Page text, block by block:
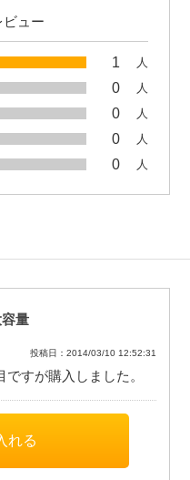
ビュー
1 人
0 人
0 人
0 人
0 人
量
投稿日：2014/03/10 12:52:31
すが購入しました。